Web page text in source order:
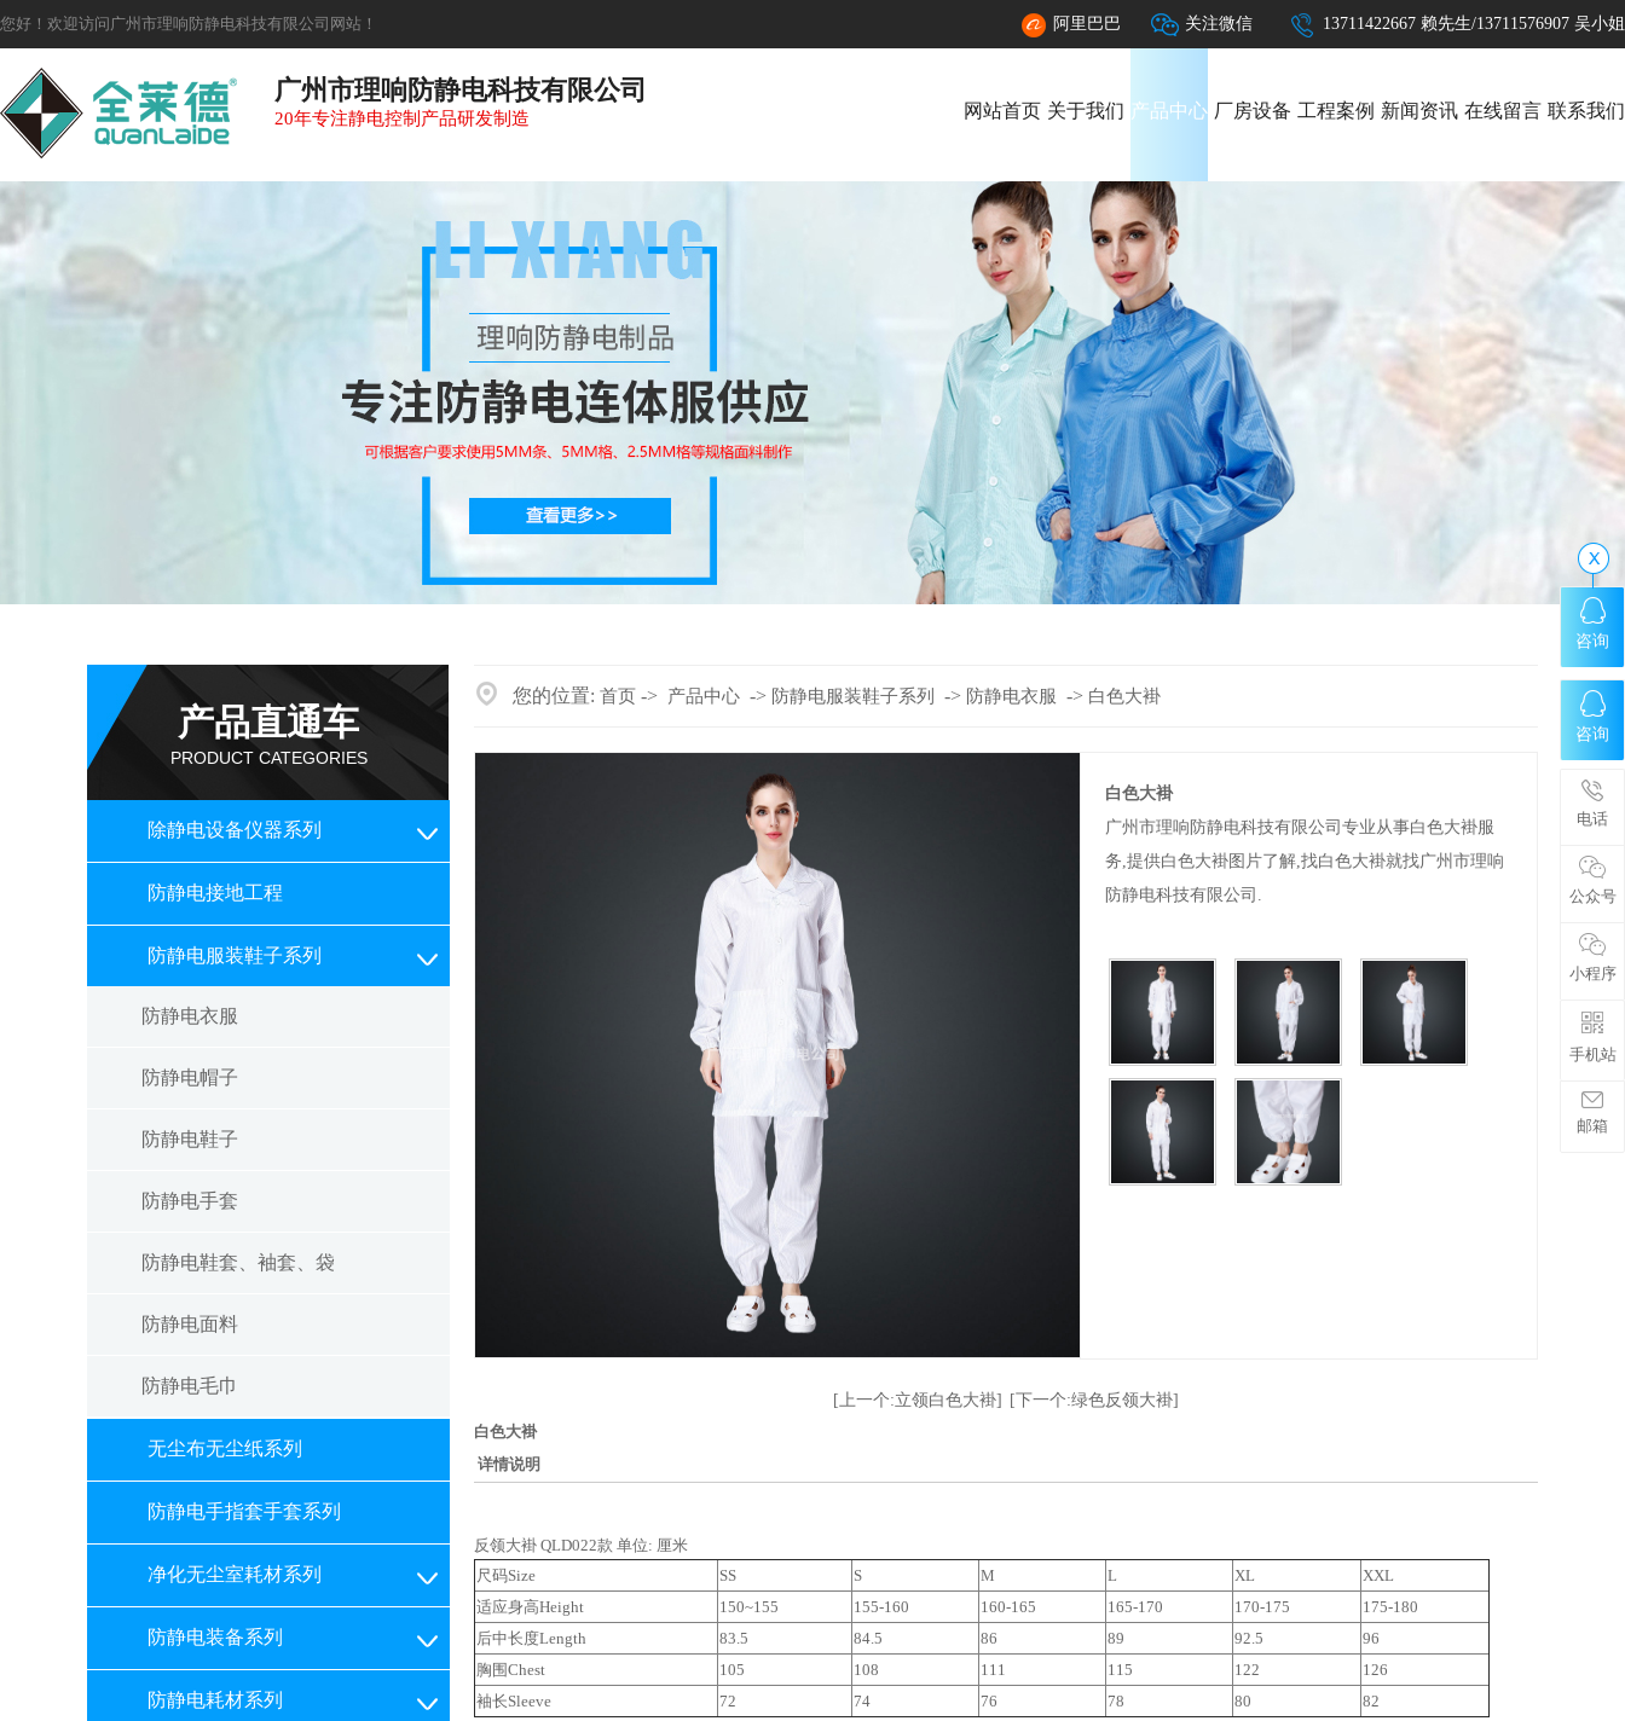
您好！欢迎访问广州市理响防静电科技有限公司网站！ 阿里巴巴 关注微信 13711422667 赖先生/13711576907 吴小姐
广州市理响防静电科技有限公司
20年专注静电控制产品研发制造 网站首页 关于我们 产品中心 厂房设备 工程案例 新闻资讯 在线留言 联系我们
产品直通车
PRODUCT CATEGORIES
除静电设备仪器系列
防静电接地工程
防静电服装鞋子系列
防静电衣服
防静电帽子
防静电鞋子
防静电手套
防静电鞋套、袖套、袋
防静电面料
防静电毛巾
无尘布无尘纸系列
防静电手指套手套系列
净化无尘室耗材系列
防静电装备系列
防静电耗材系列
您的位置: 首页 -> 产品中心 -> 防静电服装鞋子系列 -> 防静电衣服 -> 白色大褂
白色大褂
广州市理响防静电科技有限公司专业从事白色大褂服
务,提供白色大褂图片了解,找白色大褂就找广州市理响
防静电科技有限公司.
[上一个:立领白色大褂]
[下一个:绿色反领大褂]
白色大褂
详情说明
反领大褂 QLD022款 单位: 厘米
尺码Size
SS S M L XL
XXL
适应身高Height
150~155 155-160 160-165 165-170 170-175
175-180
后中长度Length
83.5 84.5 86 89 92.5
96
胸围Chest
105 108 111 115 122
126
袖长Sleeve
72 74 76 78 80
82
咨询
咨询
电话
公众号
小程序
手机站
邮箱